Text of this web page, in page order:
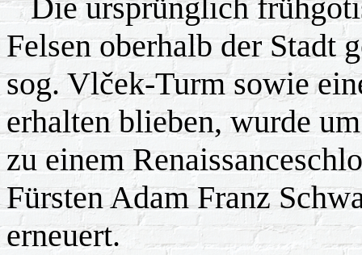
Die ursprünglich
Felsen oberhalb der Stadt
sog. Vlček-Turm sowie
erhalten blieben, wurde
zu einem
Fürsten Adam Franz
erneuert.